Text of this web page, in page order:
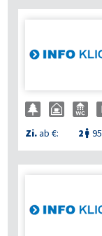
Zi.ab €: 2  95